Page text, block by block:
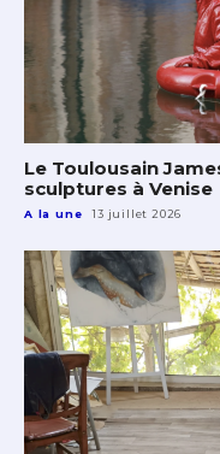
Le Toulousain
sculptures à Venise
A la une 13 juillet 2026